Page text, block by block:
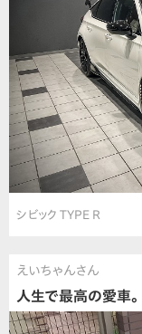
シビック TYPE R
えいちゃんさん
人生で最高の愛車。